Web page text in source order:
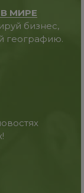
В МИРЕ
бизнес,
географию.